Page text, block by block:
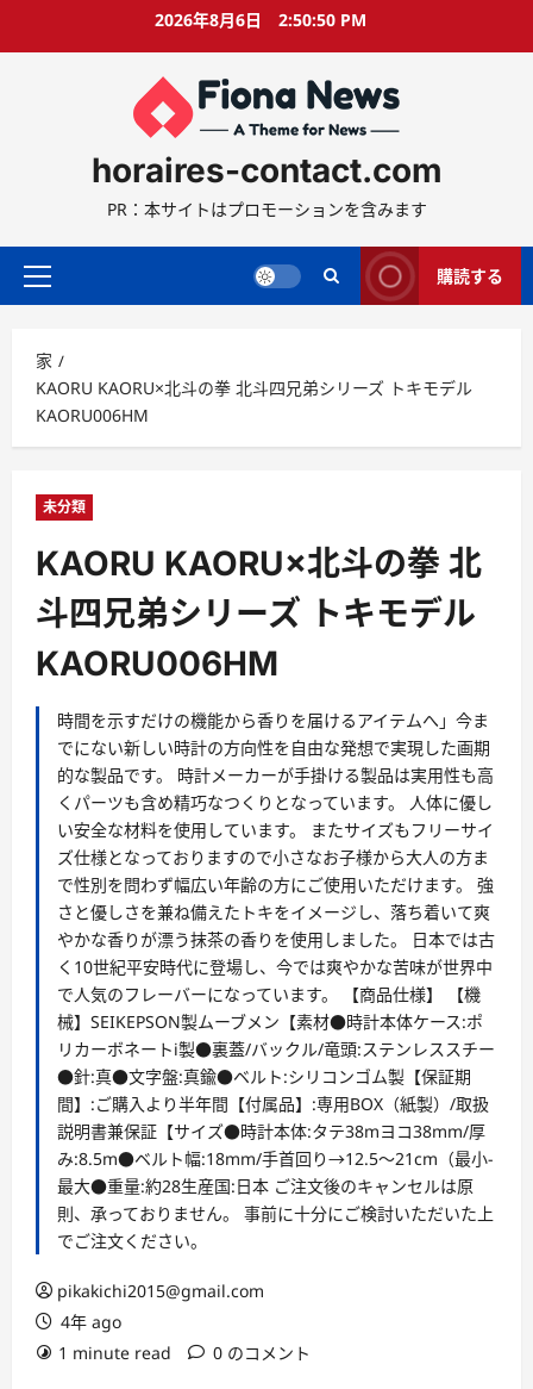
2026年8月6日 2:50:51 PM
horaires-contact.com
PR：本サイトはプロモーションを含みます
プ
マ
リ
ー
メ
ュ
購読する
家
KAORU KAORU×北斗の拳 北斗四兄弟シリーズ トキモデル
KAORU006HM
未分類
KAORU KAORU×北斗の拳 北
斗四兄弟シリーズ トキモデル
KAORU006HM
時間を示すだけの機能から香りを届けるアイテムへ」今ま
でにない新しい時計の方向性を自由な発想で実現した画期
的な製品です。 時計メーカーが手掛ける製品は実用性も高
くパーツも含め精巧なつくりとなっています。 人体に優し
い安全な材料を使用しています。 またサイズもフリーサイ
ズ仕様となっておりますので小さなお子様から大人の方ま
で性別を問わず幅広い年齢の方にご使用いただけます。 強
さと優しさを兼ね備えたトキをイメージし、落ち着いて爽
やかな香りが漂う抹茶の香りを使用しました。 日本では古
く10世紀平安時代に登場し、今では爽やかな苦味が世界中
で人気のフレーバーになっています。 【商品仕様】 【機
械】SEIKEPSON製ムーブメン【素材●時計本体ケース:ポ
リカーボネートi製●裏蓋/バックル/竜頭:ステンレススチー
●針:真●文字盤:真鍮●ベルト:シリコンゴム製【保証期
間】:ご購入より半年間【付属品】:専用BOX（紙製）/取扱
説明書兼保証【サイズ●時計本体:タテ38mヨコ38mm/厚
み:8.5m●ベルト幅:18mm/手首回り→12.5～21cm（最小-
最大●重量:約28生産国:日本 ご注文後のキャンセルは原
則、承っておりません。 事前に十分にご検討いただいた上
でご注文ください。
pikakichi2015@gmail.com
4年 ago
1 minute read
0 のコメント